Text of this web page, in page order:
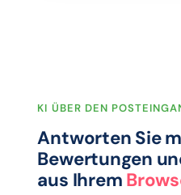
KI ÜBER DEN
Antworten Sie
Bewertungen
aus Ihrem